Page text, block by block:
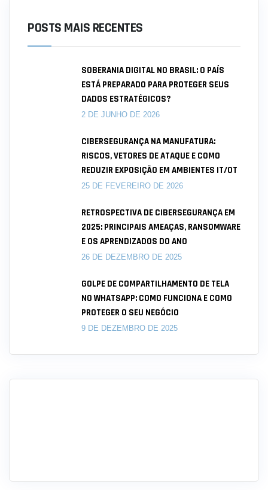
POSTS MAIS RECENTES
SOBERANIA DIGITAL NO BRASIL: O PAÍS
ESTÁ PREPARADO PARA PROTEGER SEUS
DADOS ESTRATÉGICOS?
2 DE JUNHO DE 2026
CIBERSEGURANÇA NA MANUFATURA:
RISCOS, VETORES DE ATAQUE E COMO
REDUZIR EXPOSIÇÃO EM AMBIENTES IT/OT
25 DE FEVEREIRO DE 2026
RETROSPECTIVA DE CIBERSEGURANÇA EM
2025: PRINCIPAIS AMEAÇAS, RANSOMWARE
E OS APRENDIZADOS DO ANO
26 DE DEZEMBRO DE 2025
GOLPE DE COMPARTILHAMENTO DE TELA
NO WHATSAPP: COMO FUNCIONA E COMO
PROTEGER O SEU NEGÓCIO
9 DE DEZEMBRO DE 2025